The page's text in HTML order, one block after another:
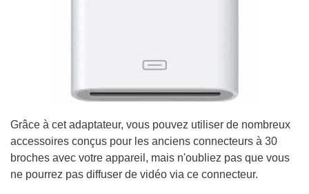
Grâce à cet adaptateur, vous pouvez utiliser de nombreux
accessoires conçus pour les anciens connecteurs à 30
broches avec votre appareil, mais n'oubliez pas que vous
ne pourrez pas diffuser de vidéo via ce connecteur.